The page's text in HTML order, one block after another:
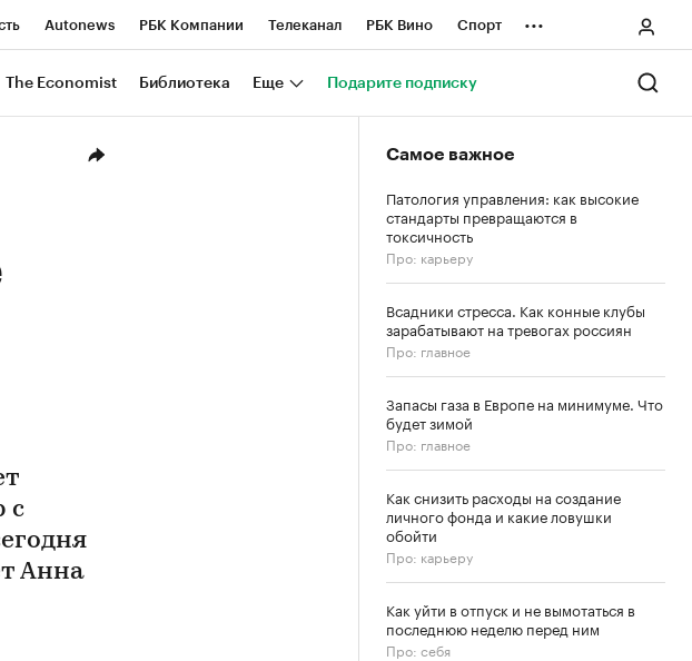
Autonews РБК Компании Телеканал РБК Вино Спорт
Визионеры Национальные проекты Город
...
The Economist Библиотека Еще Подарите подписку
с
Анна
Самое важное
Патология управления: как высокие
стандарты превращаются в
токсичность
Про: карьеру
Всадники стресса. Как конные клубы
зарабатывают на тревогах россиян
Про: главное
Запасы газа в Европе на минимуме. Что
будет зимой
Про: главное
Как снизить расходы на создание
личного фонда и какие ловушки
обойти
Про: карьеру
Как уйти в отпуск и не вымотаться в
последнюю неделю перед ним
Про: себя